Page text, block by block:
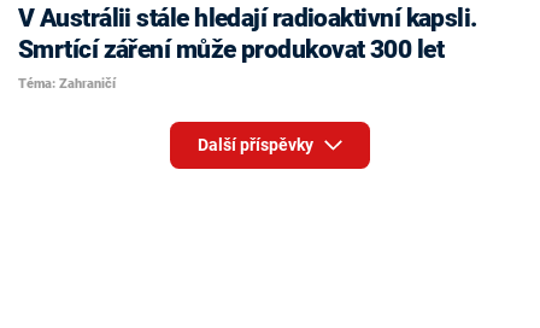
V Austrálii stále hledají radioaktivní kapsli.
Smrtící záření může produkovat 300 let
Téma: Zahraničí
Další příspěvky